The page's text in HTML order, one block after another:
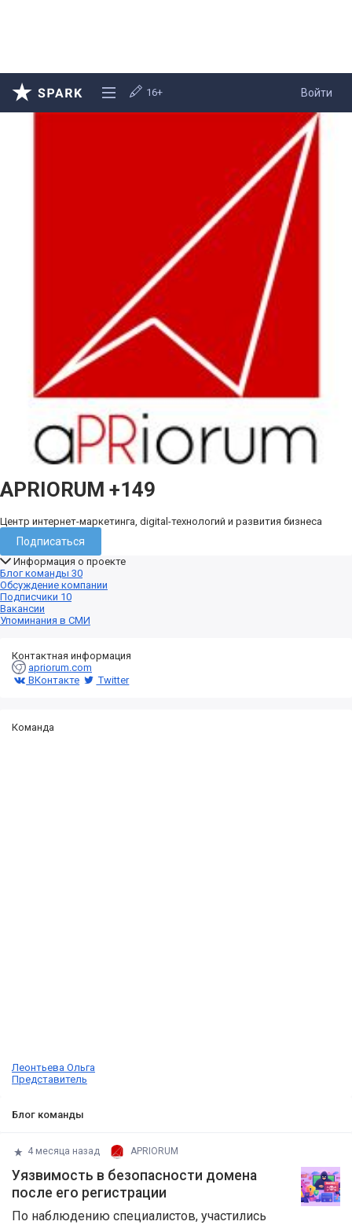
Войти
16+
APRIORUM +149
Центр интернет-маркетинга, digital-технологий и развития бизнеса
Подписаться
Информация о проекте
Блог команды 30
Обсуждение компании
Подписчики 10
Вакансии
Упоминания в СМИ
Контактная информация
apriorum.com
ВКонтакте
Twitter
Команда
Леонтьева Ольга
Представитель
Блог команды
4 месяца назад APRIORUM
Уязвимость в безопасности домена
после его регистрации
По наблюдению специалистов, участились